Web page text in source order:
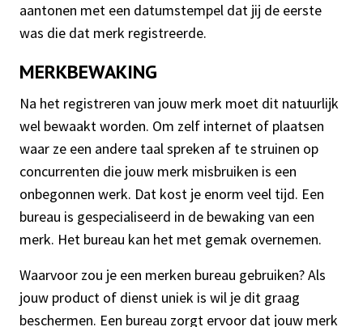
aantonen met een datumstempel dat jij de eerste
was die dat merk registreerde.
MERKBEWAKING
Na het registreren van jouw merk moet dit natuurlijk
wel bewaakt worden. Om zelf internet of plaatsen
waar ze een andere taal spreken af te struinen op
concurrenten die jouw merk misbruiken is een
onbegonnen werk. Dat kost je enorm veel tijd. Een
bureau is gespecialiseerd in de bewaking van een
merk. Het bureau kan het met gemak overnemen.
Waarvoor zou je een merken bureau gebruiken? Als
jouw product of dienst uniek is wil je dit graag
beschermen. Een bureau zorgt ervoor dat jouw merk